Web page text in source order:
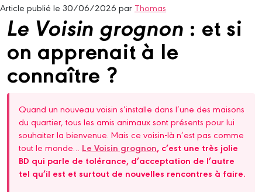
Article publié le 30/06/2026 par Thomas
Le Voisin grognon : et si
on apprenait à le
connaître ?
Quand un nouveau voisin s’installe dans l’une des maisons
du quartier, tous les amis animaux sont présents pour lui
souhaiter la bienvenue. Mais ce voisin-là n’est pas comme
tout le monde… Le Voisin grognon, c’est une très jolie
BD qui parle de tolérance, d’acceptation de l’autre
tel qu’il est et surtout de nouvelles rencontres à faire.